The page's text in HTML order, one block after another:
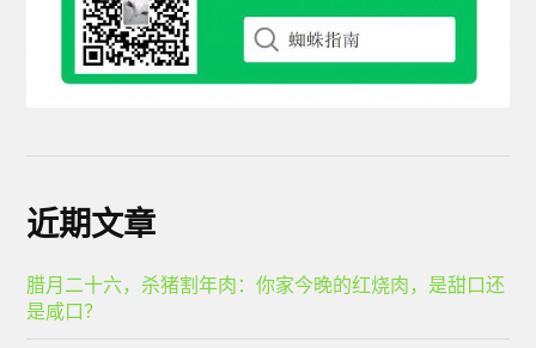
近期文章
腊月二十六，杀猪割年肉：你家今晚的红烧肉，是甜口还
是咸口？